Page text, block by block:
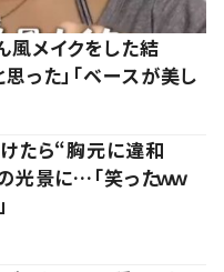
メイクをした結
った」「ベースが美し
たら“胸元に違和
景に…「笑ったｗｗ